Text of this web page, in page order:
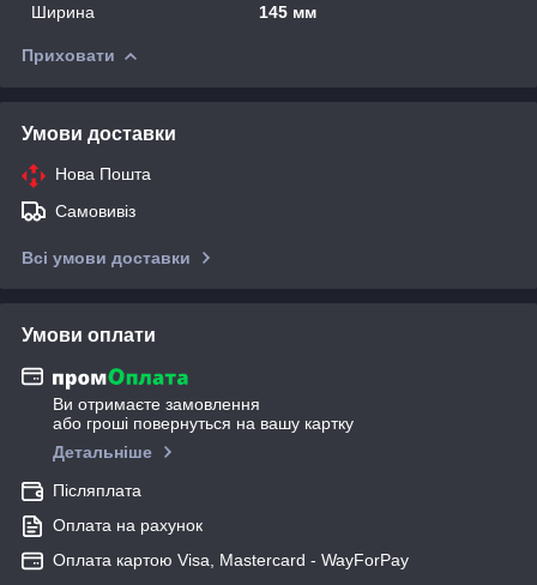
Ширина
145 мм
Приховати
Умови доставки
Нова Пошта
Самовивіз
Всі умови доставки
Умови оплати
Ви отримаєте замовлення
або гроші повернуться на вашу картку
Детальніше
Післяплата
Оплата на рахунок
Оплата картою Visa, Mastercard - WayForPay